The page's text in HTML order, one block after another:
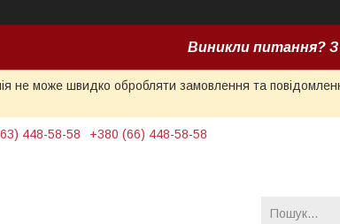
Виникли питання? З
не може швидко обробляти замовлення та
448-58-58 +380 (66) 448-58-58